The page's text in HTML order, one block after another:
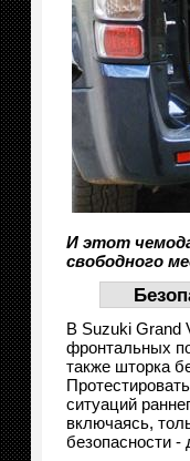
И этот
свободного
В Suzuki Grand
фронтальных
также шторка
ситуаций
включаясь,
безопасности -